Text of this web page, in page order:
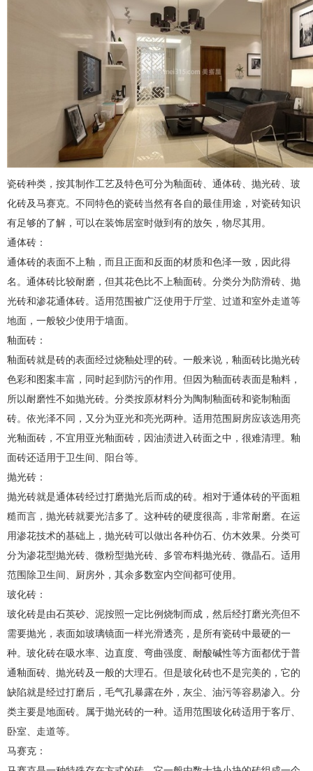
瓷砖种类，按其制作工艺及特色可分为釉面砖、通体砖、抛光砖、玻
化砖及马赛克。不同特色的瓷砖当然有各自的最佳用途，对瓷砖知识
有足够的了解，可以在装饰居室时做到有的放矢，物尽其用。
通体砖：
通体砖的表面不上釉，而且正面和反面的材质和色泽一致，因此得
名。通体砖比较耐磨，但其花色比不上釉面砖。分类分为防滑砖、抛
光砖和渗花通体砖。适用范围被广泛使用于厅堂、过道和室外走道等
地面，一般较少使用于墙面。
釉面砖：
釉面砖就是砖的表面经过烧釉处理的砖。一般来说，釉面砖比抛光砖
色彩和图案丰富，同时起到防污的作用。但因为釉面砖表面是釉料，
所以耐磨性不如抛光砖。分类按原材料分为陶制釉面砖和瓷制釉面
砖。依光泽不同，又分为亚光和亮光两种。适用范围厨房应该选用亮
光釉面砖，不宜用亚光釉面砖，因油渍进入砖面之中，很难清理。釉
面砖还适用于卫生间、阳台等。
抛光砖：
抛光砖就是通体砖经过打磨抛光后而成的砖。相对于通体砖的平面粗
糙而言，抛光砖就要光洁多了。这种砖的硬度很高，非常耐磨。在运
用渗花技术的基础上，抛光砖可以做出各种仿石、仿木效果。分类可
分为渗花型抛光砖、微粉型抛光砖、多管布料抛光砖、微晶石。适用
范围除卫生间、厨房外，其余多数室内空间都可使用。
玻化砖：
玻化砖是由石英砂、泥按照一定比例烧制而成，然后经打磨光亮但不
需要抛光，表面如玻璃镜面一样光滑透亮，是所有瓷砖中最硬的一
种。玻化砖在吸水率、边直度、弯曲强度、耐酸碱性等方面都优于普
通釉面砖、抛光砖及一般的大理石。但是玻化砖也不是完美的，它的
缺陷就是经过打磨后，毛气孔暴露在外，灰尘、油污等容易渗入。分
类主要是地面砖。属于抛光砖的一种。适用范围玻化砖适用于客厅、
卧室、走道等。
马赛克：